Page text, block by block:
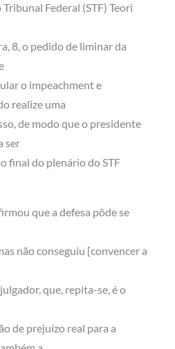
Federal (STF) Teori
8, o pedido de liminar da
o impeachment e
realize uma
de modo que o presidente
ser
final do plenário do STF
que a defesa pôde se
não conseguiu [convencer a
que, repita-se, é o
de prejuízo real para a